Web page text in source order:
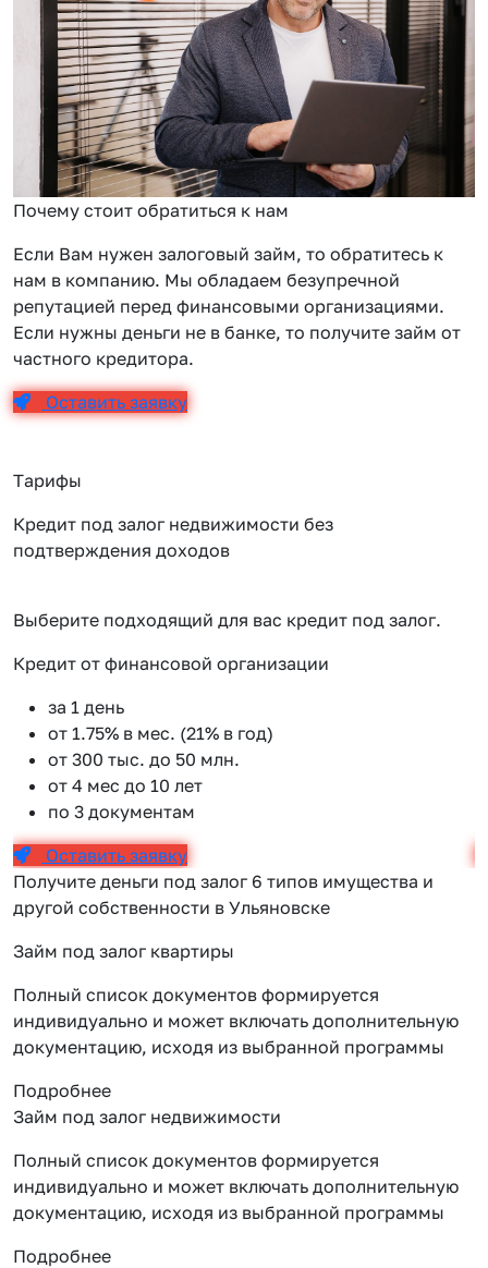
Почему стоит обратиться к нам
Если Вам нужен залоговый займ, то обратитесь к
нам в компанию. Мы обладаем безупречной
репутацией перед финансовыми организациями.
Если нужны деньги не в банке, то получите займ от
частного кредитора.
Оставить заявку
Тарифы
Кредит под залог недвижимости без
подтверждения доходов
Выберите подходящий для вас кредит под залог.
Кредит от финансовой организации
за 1 день
от 1.75% в мес. (21% в год)
от 300 тыс. до 50 млн.
от 4 мес до 10 лет
по 3 документам
Оставить заявку
Получите деньги под залог 6 типов имущества и
другой собственности в Ульяновске
Займ под залог квартиры
Полный список документов формируется
индивидуально и может включать дополнительную
документацию, исходя из выбранной программы
Подробнее
Займ под залог недвижимости
Полный список документов формируется
индивидуально и может включать дополнительную
документацию, исходя из выбранной программы
Подробнее